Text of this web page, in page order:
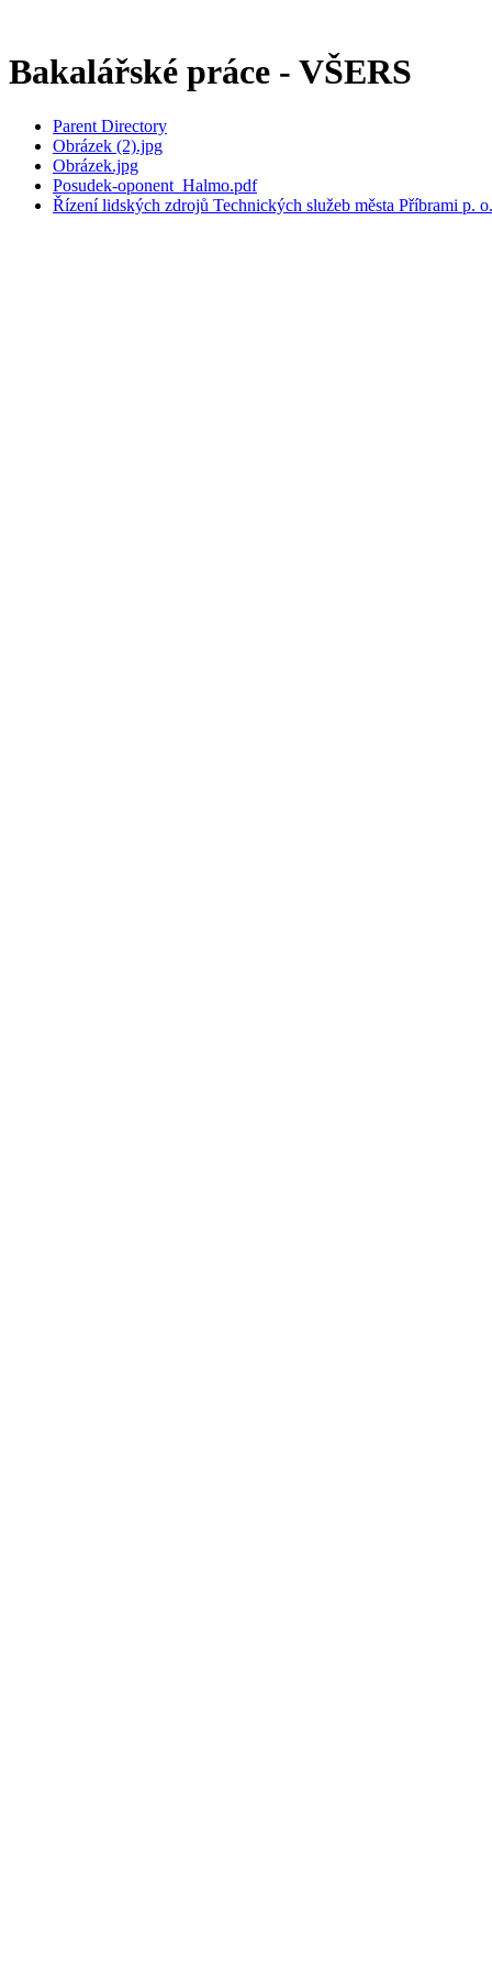
Bakalářské práce - VŠERS
Parent Directory
Obrázek (2).jpg
Obrázek.jpg
Posudek-oponent_Halmo.pdf
Řízení lidských zdrojů Technických služeb města Příbrami p.